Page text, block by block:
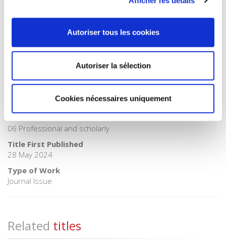
Autoriser tous les cookies
Autoriser la sélection
Cookies nécessaires uniquement
Publisher Category
International field
BISAC Subject Heading
POL000000 POLITICAL SCIENCE > POL011000 POLITICAL
SCIENCE / International Relations
BIC subject category (UK)
JPSL Geopolitics
06 Professional and scholarly
Title First Published
28 May 2024
Type of Work
Journal Issue
Related titles